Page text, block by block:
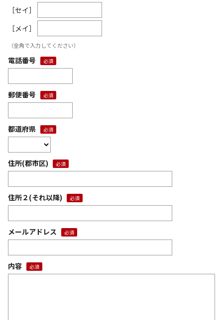
［セイ］
［メイ］
（全角で入力してください）
電話番号
郵便番号
都道府県
住所(郡市区)
住所２(それ以降)
メールアドレス
内容